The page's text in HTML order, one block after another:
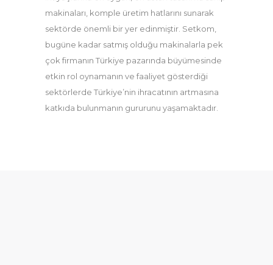
makinaları, komple üretim hatlarını sunarak
sektörde önemli bir yer edinmiştir. Setkom,
bugüne kadar satmış olduğu makinalarla pek
çok firmanın Türkiye pazarında büyümesinde
etkin rol oynamanın ve faaliyet gösterdiği
sektörlerde Türkiye’nin ihracatının artmasına
katkıda bulunmanın gururunu yaşamaktadır.